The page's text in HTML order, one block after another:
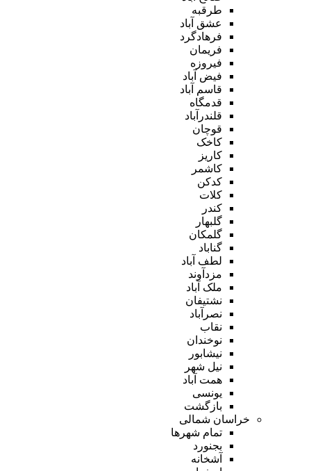
طرقبه
عشق آباد
فرهادگرد
فریمان
فیروزه
فیض آباد
قاسم آباد
قدمگاه
قلندرآباد
قوچان
کاخک
کاریز
کاشمر
کدکن
کلات
کندر
گلبهار
گلمکان
گناباد
لطف آباد
مزدآوند
ملک آباد
نشتیفان
نصرآباد
نقاب
نوخندان
نیشابور
نیل شهر
همت آباد
یونسی
بازگشت
خراسان شمالی
تمام شهر‌ها
بجنورد
آشخانه